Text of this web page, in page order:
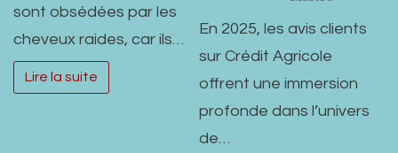
sont obsédées par les
cheveux raides, car ils…
Lire la suite
En 2025, les avis clients
sur Crédit Agricole
offrent une immersion
profonde dans l’univers
de…